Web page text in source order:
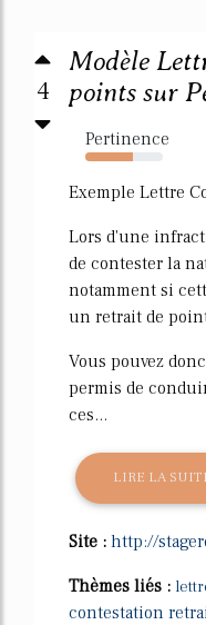
4
Modèle
points sur
Pertinence
62%
Exemple Lettre
Lors d'une
de contester la
notamment si
un retrait de
Vous pouvez
permis de
ces...
LIRE LA
Site : http://
Thèmes liés :
contestation